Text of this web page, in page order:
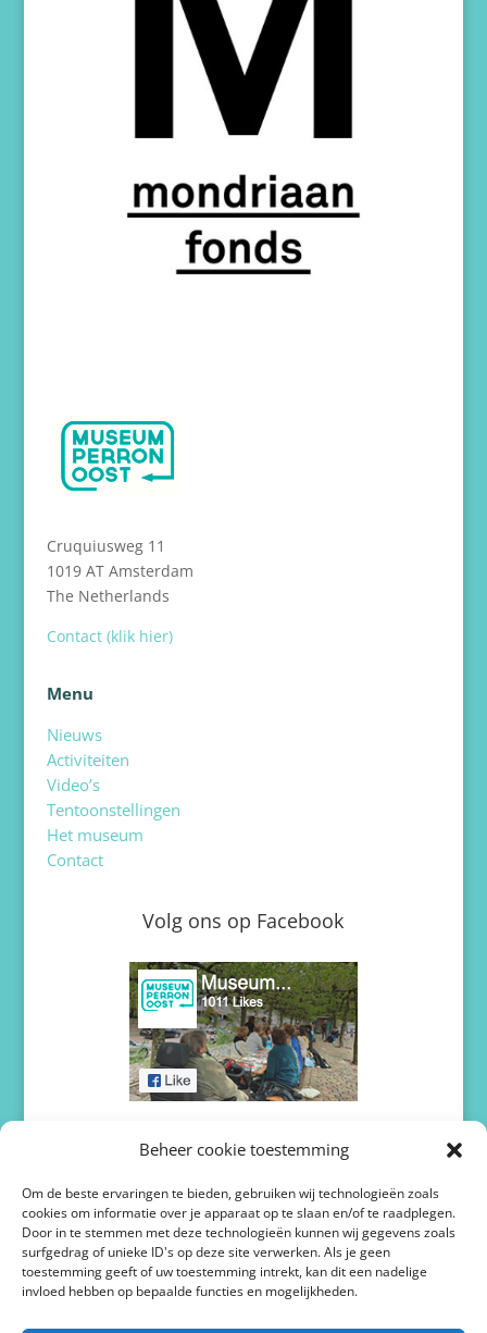
Beheer cookie toestemming
Om de beste ervaringen te bieden, gebruiken wij technologieën zoals
cookies om informatie over je apparaat op te slaan en/of te raadplegen.
Door in te stemmen met deze technologieën kunnen wij gegevens zoals
surfgedrag of unieke ID's op deze site verwerken. Als je geen
toestemming geeft of uw toestemming intrekt, kan dit een nadelige
invloed hebben op bepaalde functies en mogelijkheden.
Cruquiusweg 11
1019 AT Amsterdam
The Netherlands
Contact (klik hier)
Menu
Nieuws
Activiteiten
Video’s
Tentoonstellingen
Het museum
Contact
Volg ons op Facebook
Volg ons op Twitter / X